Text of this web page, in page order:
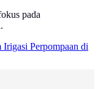
pada
Perpompaan di